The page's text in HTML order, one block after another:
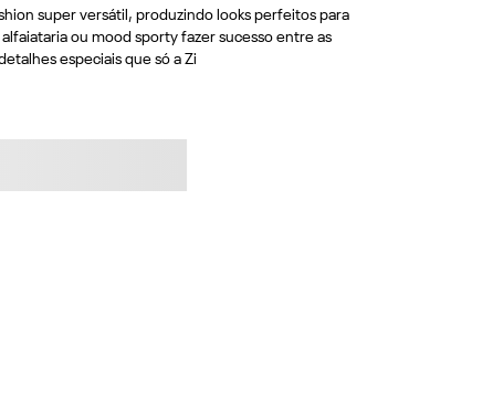
super versátil, produzindo looks perfeitos para
ou mood sporty fazer sucesso entre as
especiais que só a Zi